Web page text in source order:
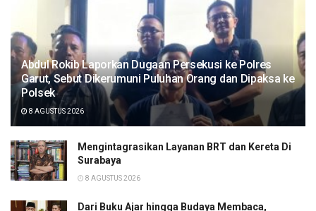
Abdul Rokib Laporkan Dugaan Persekusi ke Polres
Garut, Sebut Dikerumuni Puluhan Orang dan Dipaksa ke
Polsek
8 AGUSTUS 2026
Mengintagrasikan Layanan BRT dan Kereta Di
Surabaya
8 AGUSTUS 2026
Dari Buku Ajar hingga Budaya Membaca,